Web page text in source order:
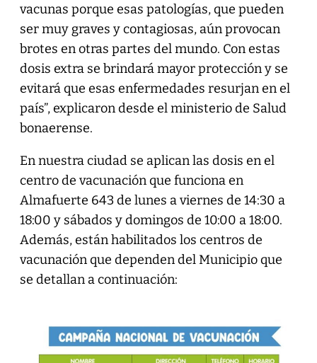
vacunas porque esas patologías, que pueden
ser muy graves y contagiosas, aún provocan
brotes en otras partes del mundo. Con estas
dosis extra se brindará mayor protección y se
evitará que esas enfermedades resurjan en el
país”, explicaron desde el ministerio de Salud
bonaerense.
En nuestra ciudad se aplican las dosis en el
centro de vacunación que funciona en
Almafuerte 643 de lunes a viernes de 14:30 a
18:00 y sábados y domingos de 10:00 a 18:00.
Además, están habilitados los centros de
vacunación que dependen del Municipio que
se detallan a continuación: